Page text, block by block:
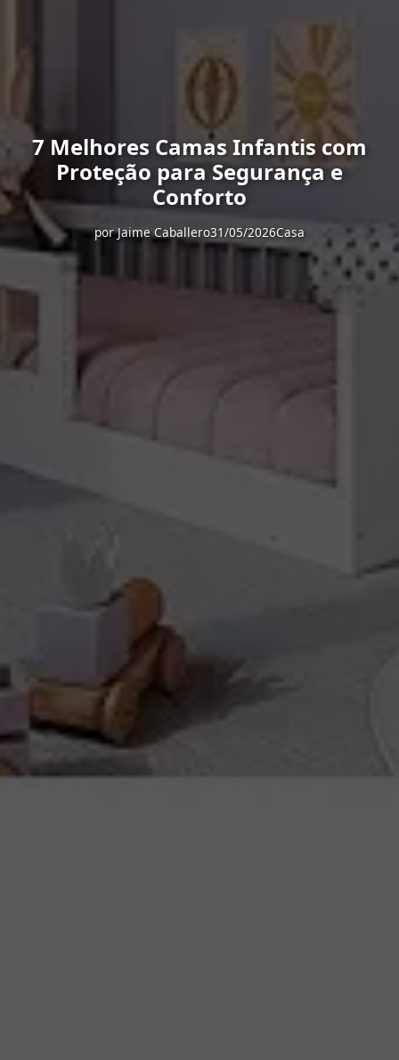
7 Melhores Camas Infantis com
Proteção para Segurança e
Conforto
porJaime Caballero31/05/2026Casa